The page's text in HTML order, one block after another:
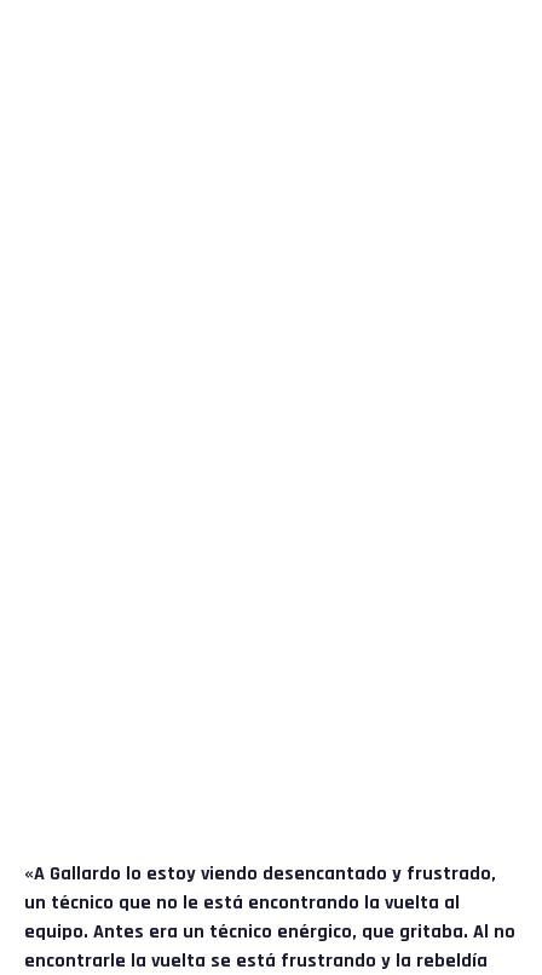
«A Gallardo lo estoy viendo desencantado y frustrado,
un técnico que no le está encontrando la vuelta al
equipo. Antes era un técnico enérgico, que gritaba. Al no
encontrarle la vuelta se está frustrando y la rebeldía